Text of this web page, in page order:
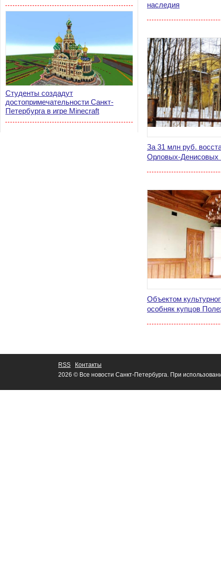
Студенты создадут
достопримечательности Санкт-
Петербурга в игре Minecraft
наследия
За 31 млн руб.
Орловых-Денисовых
Объектом
особняк купцов
RSS
Контакты
2026 © Все новости Санкт-Петербурга. При